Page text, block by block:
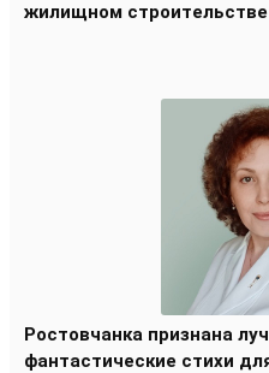
жилищном
Ростовчанка признана
фантастические стихи